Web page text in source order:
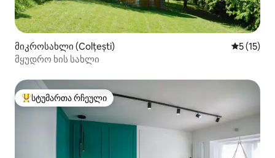
მიკროსახლი (Colțești) საშუალო
5 (15)
მყუდრო ხის სახლი
სტუმართა რჩეული მოწინავე ვარიანტი
სტუმართა რჩეული